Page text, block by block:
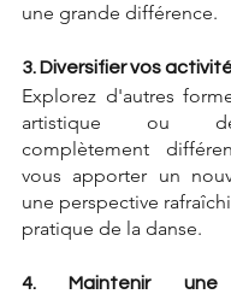
une grande différence.
3. Diversifier vos
Explorez d'autres
artistique ou
complètement
vous apporter un
une perspective
pratique de la danse.
4. Maintenir une